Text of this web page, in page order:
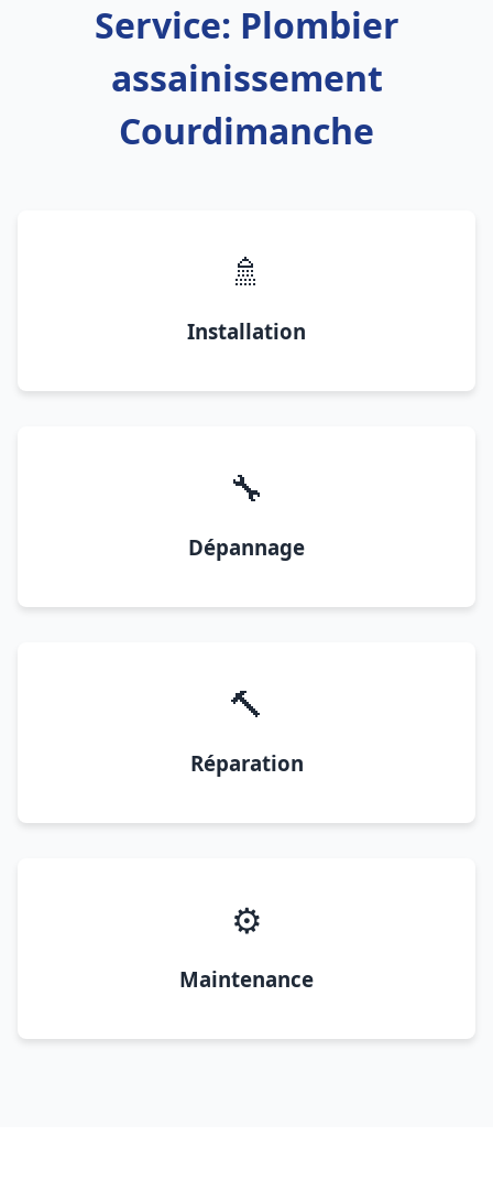
Service: Plombier
assainissement
Courdimanche
🚿
Installation
🔧
Dépannage
🔨
Réparation
⚙️
Maintenance